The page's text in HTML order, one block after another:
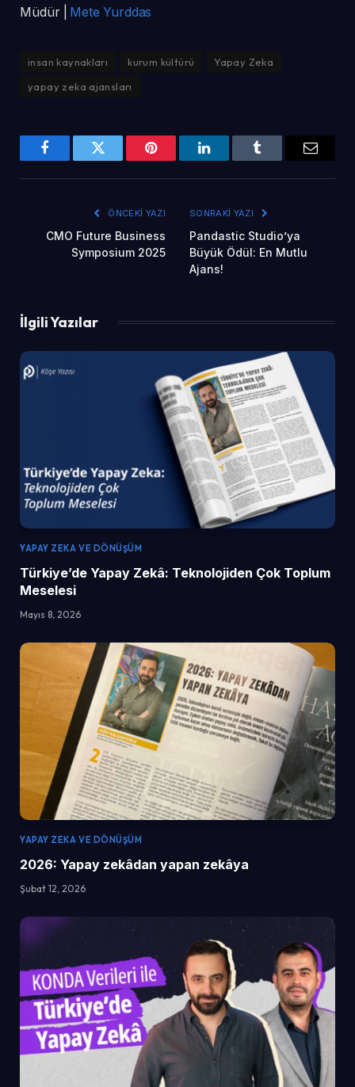
Müdür | Mete Yurddas
insan kaynakları kurum kültürü
Yapay Zeka
yapay zeka ajansları
FacebookTwitter Pinterest LinkedInTumblr Email
ÖNCEKI YAZI
CMO Future Business
Symposium 2025
SONRAKI YAZI
Pandastic Studio’ya
Büyük Ödül: En Mutlu
Ajans!
İlgili Yazılar
YAPAY ZEKA VE DÖNÜŞÜM
Türkiye’de Yapay Zekâ: Teknolojiden Çok Toplum
Meselesi
Mayıs 8, 2026
YAPAY ZEKA VE DÖNÜŞÜM
2026: Yapay zekâdan yapan zekâya
Şubat 12, 2026